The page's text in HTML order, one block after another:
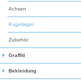
Achsen
Kugellager
Zubehör
Graffiti
Bekleidung